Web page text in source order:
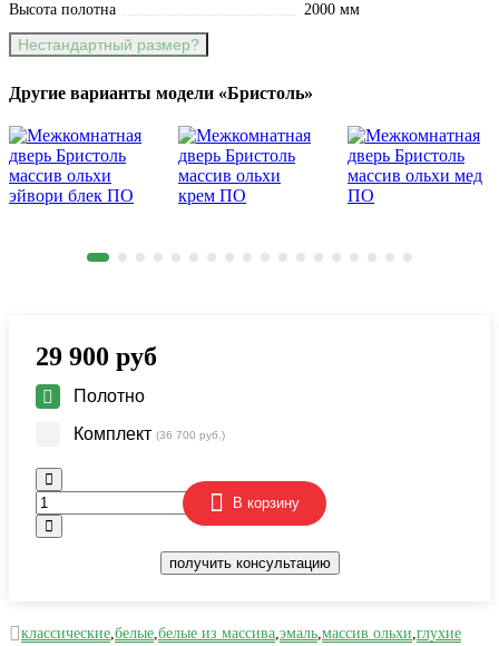
Высота полотна
2000 мм
Нестандартный размер?
Другие варианты модели «Бристоль»
29 900 руб
Полотно
Комплект (36 700 руб.)
В корзину
получить консультацию
классические,белые,белые из массива,эмаль,массив ольхи,глухие